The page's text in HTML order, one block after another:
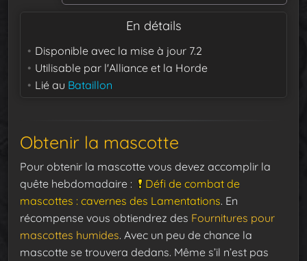
En détails
Disponible avec la mise à jour 7.2
Utilisable par l'Alliance et la Horde
Lié au Bataillon
Obtenir la mascotte
Pour obtenir la mascotte vous devez accomplir la
quête hebdomadaire :
Défi de combat de
mascottes : cavernes des Lamentations. En
récompense vous obtiendrez des Fournitures pour
mascottes humides. Avec un peu de chance la
mascotte se trouvera dedans. Même s’il n’est pas